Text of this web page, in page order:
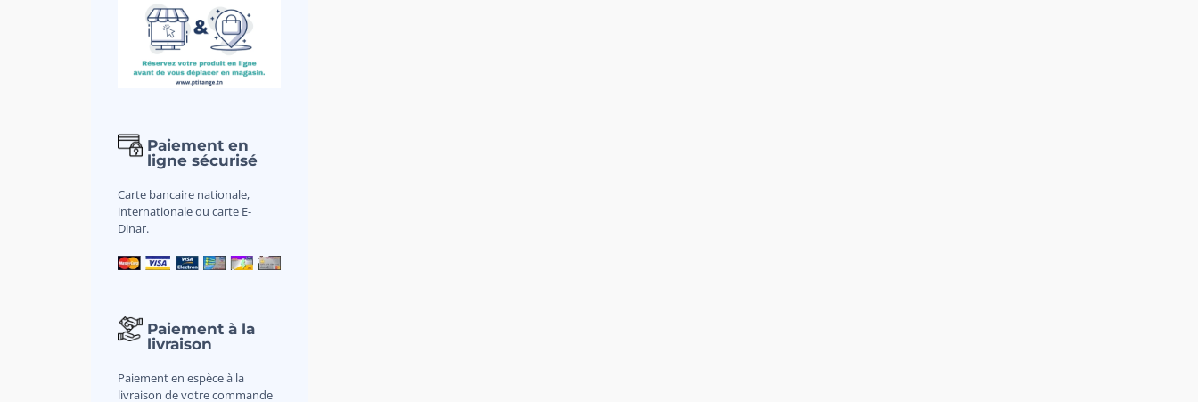
Paiement en
ligne sécurisé
Carte bancaire nationale,
internationale ou carte E-
Dinar.
Paiement à la
livraison
Paiement en espèce à la
livraison de votre commande